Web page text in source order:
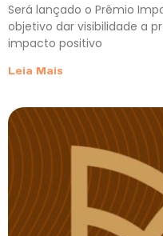
Será lançado o Prêmio
objetivo dar visibilidade a
impacto positivo
Leia Mais